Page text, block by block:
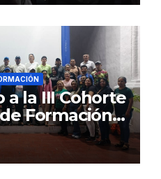
a la III Cohorte
Formación
Manejo de
de